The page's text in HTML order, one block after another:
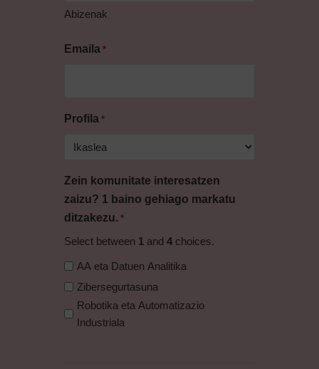
Abizenak
Emaila *
Profila *
Zein komunitate interesatzen
zaizu? 1 baino gehiago markatu
ditzakezu. *
Select between 1and 4choices.
AA eta Datuen Analitika
Zibersegurtasuna
Robotika eta Automatizazio
Industriala